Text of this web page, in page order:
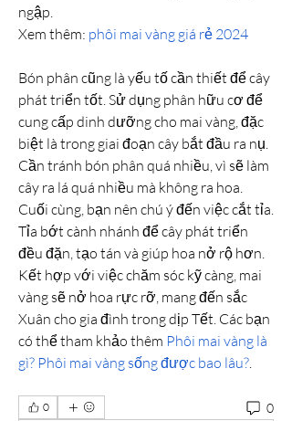
ngập.
Xem thêm: phôi mai vàng giá rẻ 2024
Bón phân cũng là yếu tố cần thiết để cây
phát triển tốt. Sử dụng phân hữu cơ để
cung cấp dinh dưỡng cho mai vàng, đặc
biệt là trong giai đoạn cây bắt đầu ra nụ.
Cần tránh bón phân quá nhiều, vì sẽ làm
cây ra lá quá nhiều mà không ra hoa.
Cuối cùng, bạn nên chú ý đến việc cắt tỉa.
Tỉa bớt cành nhánh để cây phát triển
đều đặn, tạo tán và giúp hoa nở rộ hơn.
Kết hợp với việc chăm sóc kỹ càng, mai
vàng sẽ nở hoa rực rỡ, mang đến sắc
Xuân cho gia đình trong dịp Tết. Các bạn
có thể tham khảo thêm Phôi mai vàng là
gì? Phôi mai vàng sống được bao lâu?.
0 0